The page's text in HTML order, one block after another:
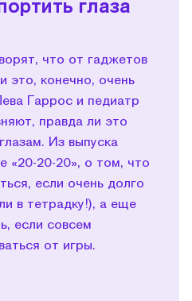
глаза
что от гаджетов
это, конечно, очень
Гаррос и педиатр
правда ли это
Из выпуска
«20-20-20», о том, что
если очень долго
в тетрадку!), а еще
если совсем
от игры.